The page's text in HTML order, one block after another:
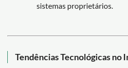
sistemas proprietários.
Tendências Tecnológicas no